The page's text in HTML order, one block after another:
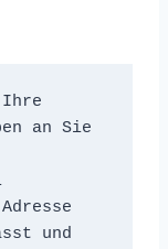
an Sie
und